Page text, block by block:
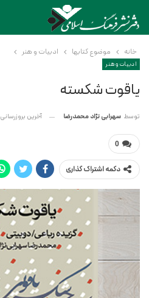
خانه موضوع کتابها ادبیات و هنر
ادبیات و هنر
یاقوت شکسته
توسط سهرابی نژاد محمدرضا آخرین بروزرسانی
0
دکمه اشتراک گذاری